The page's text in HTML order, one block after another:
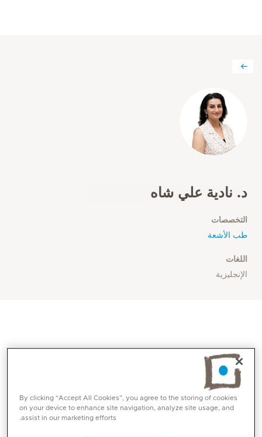
د. نادية علي شاه
التخصصات
طب الأشعة
اللغات
الإنجليزية
By clicking “Accept All Cookies”, you agree to the storing of cookies
on your device to enhance site navigation, analyze site usage, and
assist in our marketing efforts.